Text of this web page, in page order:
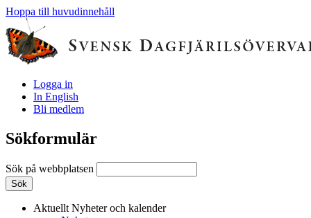
Hoppa till huvudinnehåll
Logga in
In English
Bli medlem
Sökformulär
Sök på webbplatsen
Aktuellt Nyheter och kalender